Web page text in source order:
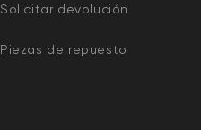
Solicitar devolución
Piezas de repuesto